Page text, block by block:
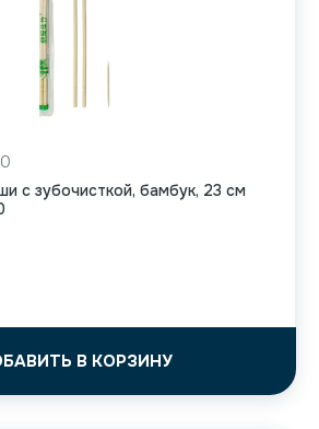
с зубочисткой, бамбук, 23 см
В КОРЗИНУ